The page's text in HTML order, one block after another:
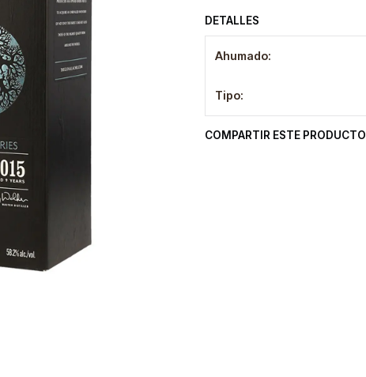
DETALLES
Ahumado:
Tipo:
COMPARTIR ESTE PRODUCTO